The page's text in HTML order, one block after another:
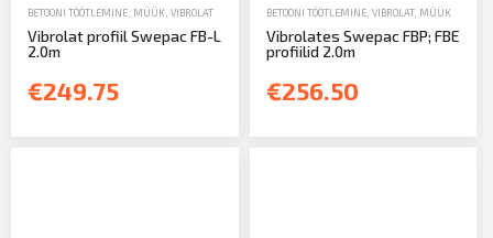
BETOONI TÖÖTLEMINE MÜÜK VIBROLAT
Vibrolat profiil Swepac FB-L
2.0m
€249.75
BETOONI TÖÖTLEMINE, VIBROLAT, MÜÜK
Vibrolates Swepac FBP; FBE
profiilid 2.0m
€256.50